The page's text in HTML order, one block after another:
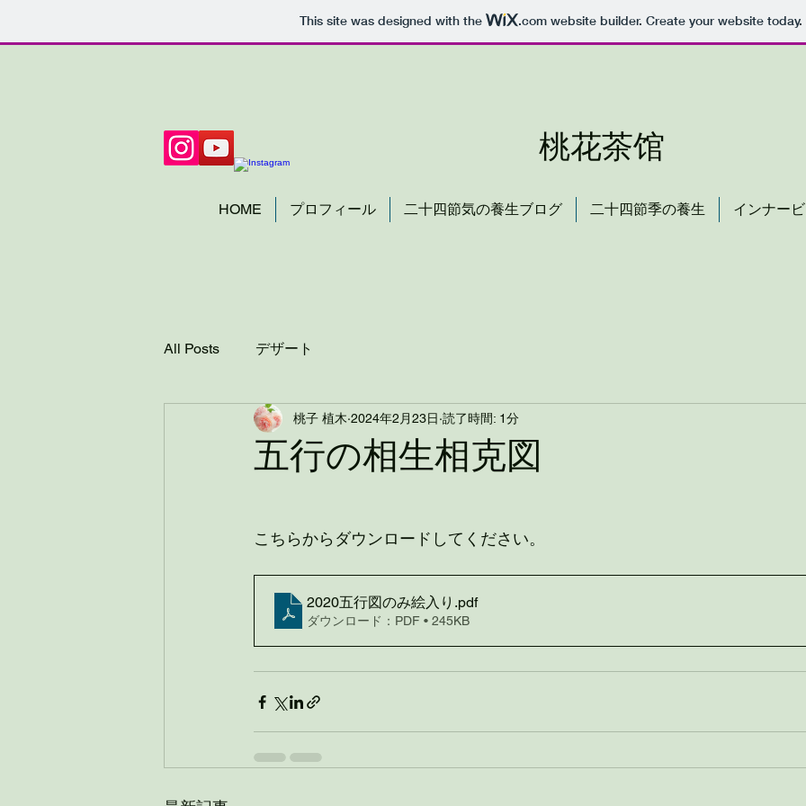
This site was designed with the .comwebsite builder. Create your website today.
桃花茶馆
HOME プロフィール 二十四節気の養生ブログ 二十四節季の養生 インナー
All Posts デザート
五行の相生相克図
桃子 植木 2024年2月23日 読了時間: 1分
こちらからダウンロードしてください。
2020五行図のみ絵入り .pdf
ダウンロード：PDF • 245KB